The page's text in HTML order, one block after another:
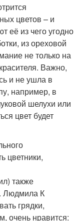
цветов – и
её из чего угодно
из ореховой
не только на
Важно,
и не ушла в
например, в
шелухи или
цвет будет
цветники,
также
Людмила К
грядки,
очень нравится: